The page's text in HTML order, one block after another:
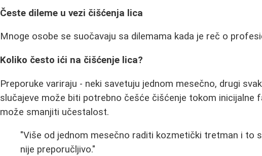
Česte dileme u vezi čišćenja lica
Mnoge osobe se suočavaju sa dilemama kada je reč o
Koliko često ići na čišćenje lica?
Preporuke variraju - neki savetuju jednom mesečno, drugi
slučajeve može biti potrebno češće čišćenje tokom inicijalne
može smanjiti učestalost.
"Više od jednom mesečno raditi kozmetički tretman i to
nije preporučljivo."